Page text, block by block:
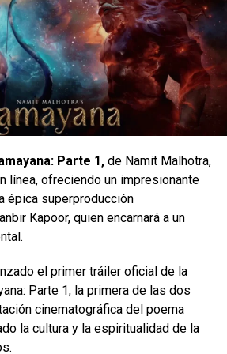
I4
3 deGotham
superhéroes.
de momentos hilarantes
Smolder, Shelly, Mouse y
realidad.
Johnson (“Dr. Xander ‘Smolder’
‘Mouse’ Finbar”), Karen
Alex Wolff (“Spencer Gilpin”),
Walker”), Morgan Turner
Parte 1,de Namit Malhotra,
línea, ofreciendo un impresionante
épica superproducción
Kapoor, quien encarnará a un
el primer tráiler oficial de la
Parte 1, la primera de las dos
cinematográfica del poema
la cultura y la espiritualidad de la